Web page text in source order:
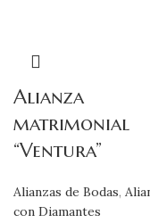
Alianza
matrimonial
“Ventura”
Alianzas de Bodas,
con Diamantes